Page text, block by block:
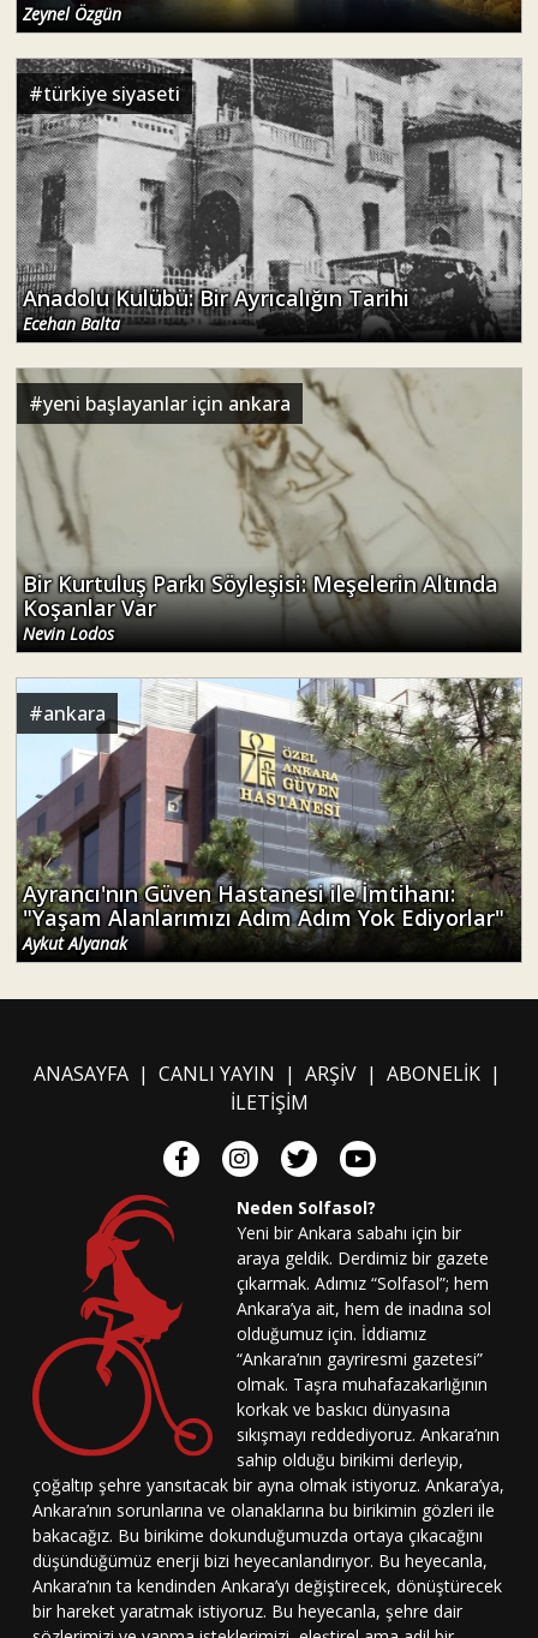
Zeynel Özgün
#türkiye siyaseti
Anadolu Kulübü: Bir Ayrıcalığın Tarihi
Ecehan Balta
#yeni başlayanlar için ankara
Bir Kurtuluş Parkı Söyleşisi: Meşelerin Altında
Koşanlar Var
Nevin Lodos
#ankara
Ayrancı'nın Güven Hastanesi ile İmtihanı:
"Yaşam Alanlarımızı Adım Adım Yok Ediyorlar"
Aykut Alyanak
ANASAYFA| CANLI YAYIN | ARŞİV| ABONELİK|
İLETİŞİM
Neden Solfasol?
Yeni bir Ankara sabahı için bir
araya geldik. Derdimiz bir gazete
çıkarmak. Adımız “Solfasol”; hem
Ankara’ya ait, hem de inadına sol
olduğumuz için. İddiamız
“Ankara’nın gayriresmi gazetesi”
olmak. Taşra muhafazakarlığının
korkak ve baskıcı dünyasına
sıkışmayı reddediyoruz. Ankara’nın
sahip olduğu birikimi derleyip,
çoğaltıp şehre yansıtacak bir ayna olmak istiyoruz. Ankara’ya,
Ankara’nın sorunlarına ve olanaklarına bu birikimin gözleri ile
bakacağız. Bu birikime dokunduğumuzda ortaya çıkacağını
düşündüğümüz enerji bizi heyecanlandırıyor. Bu heyecanla,
Ankara’nın ta kendinden Ankara’yı değiştirecek, dönüştürecek
bir hareket yaratmak istiyoruz. Bu heyecanla, şehre dair